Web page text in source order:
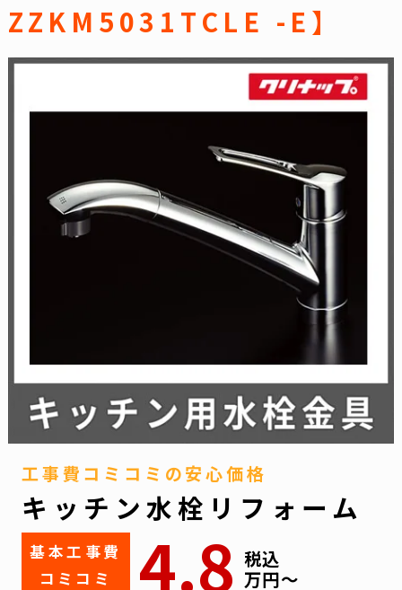
ZZKM5031TCLE -E】
工事費コミコミの安心価格
キッチン水栓リフォーム
基本工事費
コミコミ
4.8 税込
万円〜